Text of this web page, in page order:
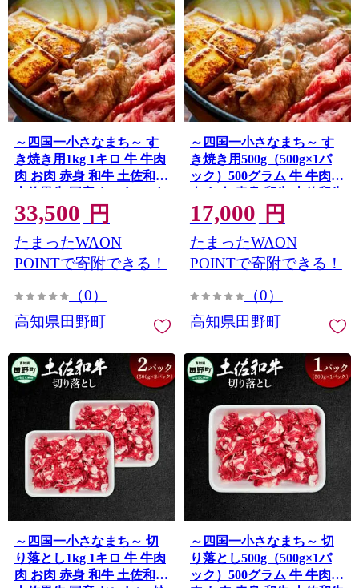
～四国一小さなまち～ す
き焼き用1kg 1キロ 牛 牛肉
肉 お肉 赤身 和牛 土佐和牛
土佐黒牛 国産 おいしい す
きやき スライス お取り寄
せ
33,500 円
たまったWAON
POINTで寄附できる！
（0）
高知県田野町
～四国一小さなまち～ す
き焼き用500g（500g×1パ
ック）500グラム 牛 牛肉
肉 お肉 赤身 和牛 土佐和牛
土佐黒牛 国産 おいしい す
きやき スライス お取り寄
せ
17,000 円
たまったWAON
POINTで寄附できる！
（0）
高知県田野町
～四国一小さなまち～ 切
り落とし1kg 1キロ 牛 牛肉
肉 お肉 赤身 和牛 土佐和牛
～四国一小さなまち～ 切
り落とし500g（500g×1パ
ック）500グラム 牛 牛肉